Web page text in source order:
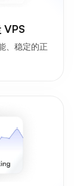
VPS
、稳定的正